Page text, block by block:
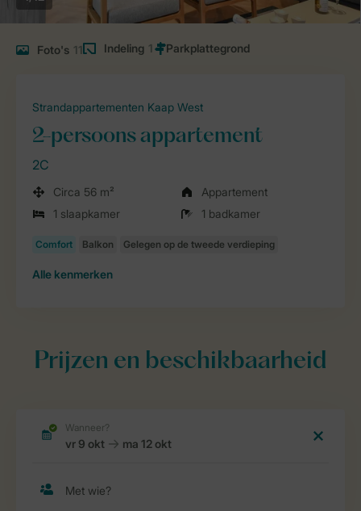
Foto's 11 Indeling 1
Strandappartementen Kaap West
2-persoons appartement
2C
Circa 56 m²
Appartement
1 slaapkamer
1 badkamer
Alle kenmerken
Prijzen en beschikbaarheid